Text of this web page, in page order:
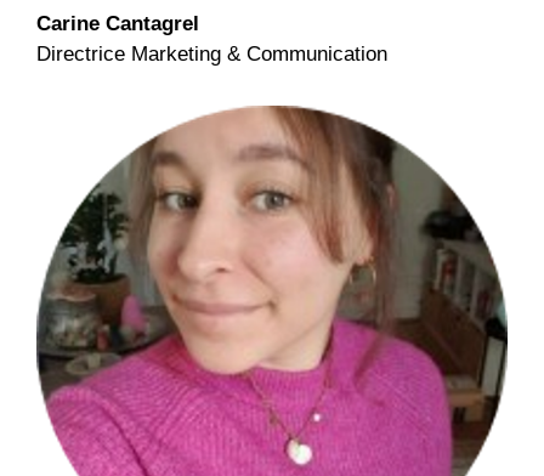
Carine Cantagrel
Directrice Marketing & Communication